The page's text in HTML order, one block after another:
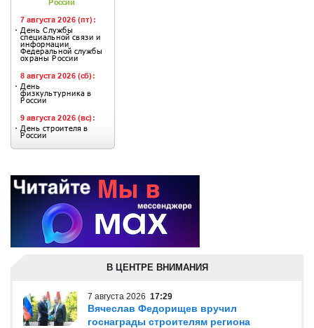
В ЦЕНТРЕ ВНИМАНИЯ
7 августа 2026 17:29
Вячеслав Федорищев вручил
госнаграды строителям региона